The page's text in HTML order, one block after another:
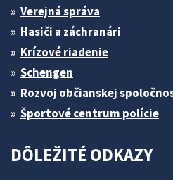
Verejná správa
Hasiči a záchranári
Krízové riadenie
Schengen
Rozvoj občianskej
Športové centrum polície
DÔLEŽITÉ ODKAZY